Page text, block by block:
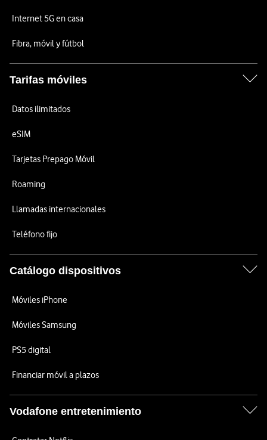
Internet 5G en casa
Fibra, móvil y fútbol
Tarifas móviles
Datos ilimitados
eSIM
Tarjetas Prepago Móvil
Roaming
Llamadas internacionales
Teléfono fijo
Catálogo dispositivos
Móviles iPhone
Móviles Samsung
PS5 digital
Financiar móvil a plazos
Vodafone entretenimiento